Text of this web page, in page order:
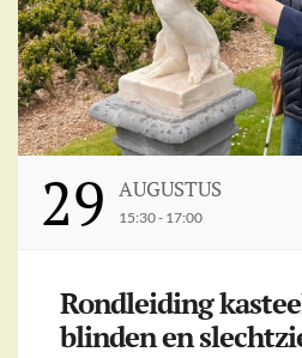
29 AUGUSTUS
15:30 - 17:00
Rondleiding
blinden en